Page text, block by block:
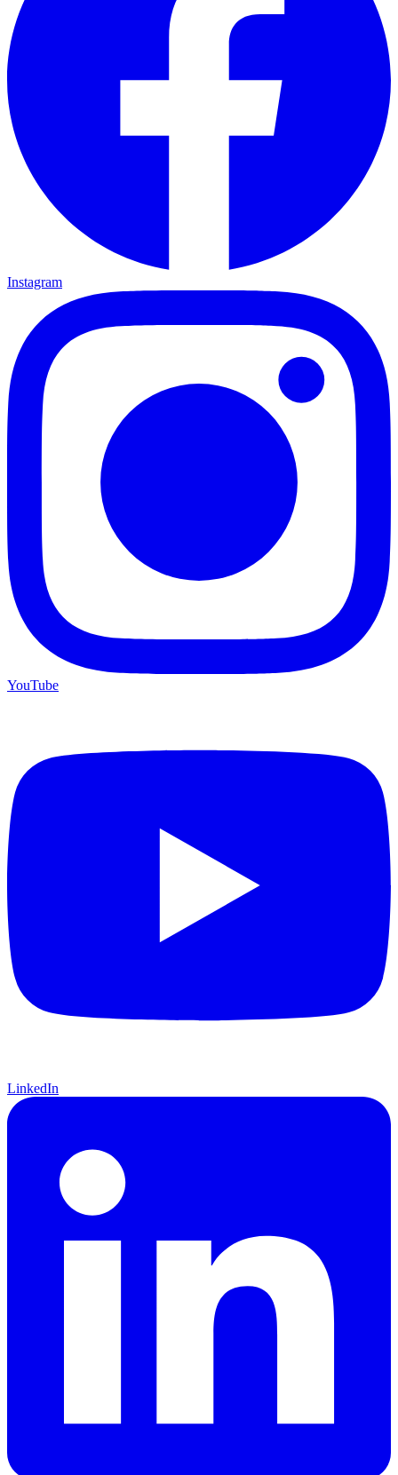
Instagram
YouTube
LinkedIn